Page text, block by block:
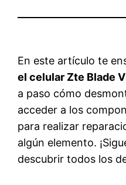
En este artículo te
el celular Zte Blade
a paso cómo
acceder a los
para realizar
algún elemento.
descubrir todos los